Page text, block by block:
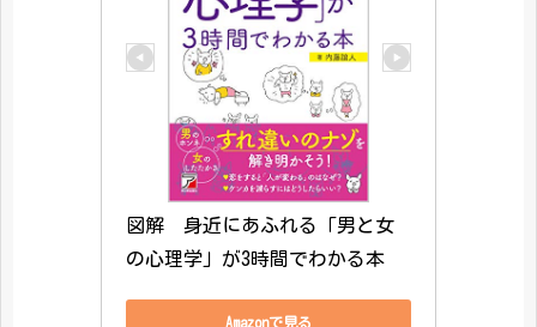
図解　身近にあふれる「男と女
の心理学」が3時間でわかる本
Amazonで見る